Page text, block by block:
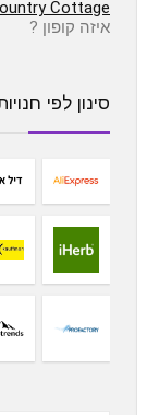
Cottage
איזה קופון ?
סינון לפי